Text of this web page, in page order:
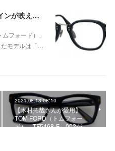
【細身のコンビネーションデザインが映える、洗練されたウェリントンモデル】TOM FORD TF6166-D-B 005が入荷！
フォード）」
モデルは「…
2021.08.13 08:10
【木村拓哉さんが愛用】
TOM FORD（トムフォー
ド） TF5468-F 002が…